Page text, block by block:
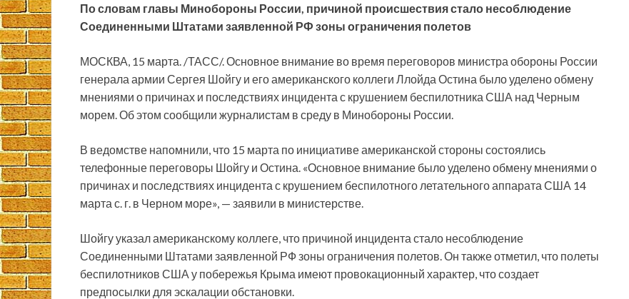
По словам главы Минобороны России, причиной происшествия стало несоблюдение
Соединенными Штатами заявленной РФ зоны ограничения полетов
МОСКВА, 15 марта. /ТАСС/. Основное внимание во время переговоров министра обороны России
генерала армии Сергея Шойгу и его американского коллеги Ллойда Остина было уделено обмену
мнениями о причинах и последствиях инцидента с крушением беспилотника США над Черным
морем. Об этом сообщили журналистам в среду в Минобороны России.
В ведомстве напомнили, что 15 марта по инициативе американской стороны состоялись
телефонные переговоры Шойгу и Остина. «Основное внимание было уделено обмену мнениями о
причинах и последствиях инцидента с крушением беспилотного летательного аппарата США 14
марта с. г. в Черном море», — заявили в министерстве.
Шойгу указал американскому коллеге, что причиной инцидента стало несоблюдение
Соединенными Штатами заявленной РФ зоны ограничения полетов. Он также отметил, что полеты
беспилотников США у побережья Крыма имеют провокационный характер, что создает
предпосылки для эскалации обстановки.